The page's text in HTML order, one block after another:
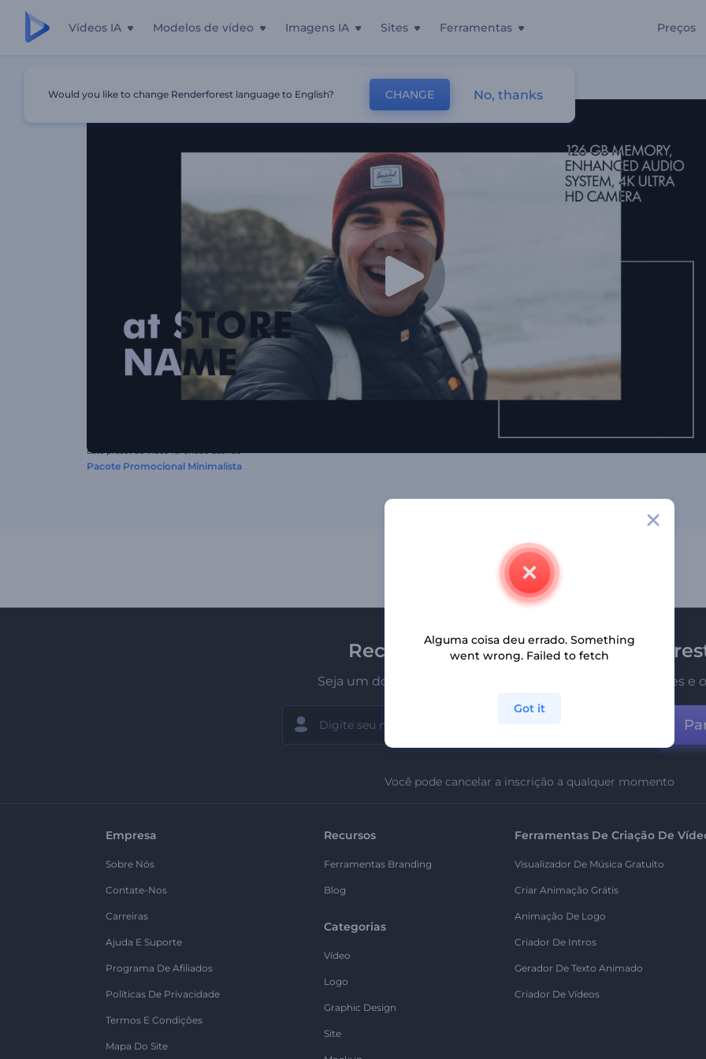
Vídeos IA Modelos de vídeo Imagens IA Sites Ferramentas Preços
Promoção De Produtos De Tecnologia Poderosa
Este preset de vídeo foi criado usando
Pacote Promocional Minimalista
Receba a newsletter da
Seja um dos primeiros a receber nossas últimas novidades e
Você pode cancelar a inscrição a qualquer momento
Empresa
Sobre Nós
Contate-Nos
Carreiras
Ajuda E Suporte
Programa De Afiliados
Políticas De Privacidade
Termos E Condições
Mapa Do Site
Recursos
Ferramentas Branding
Blog
Categorias
Vídeo
Logo
Graphic Design
Site
Ferramentas De Criação De
Visualizador De Música Gratuito
Criar Animação Grátis
Animação De Logo
Criador De Intros
Gerador De Texto Animado
Criador De Vídeos
Would you like to change Renderforest language to English? CHANGE No, thanks
Alguma coisa deu errado. Something
went wrong. Failed to fetch
Got it